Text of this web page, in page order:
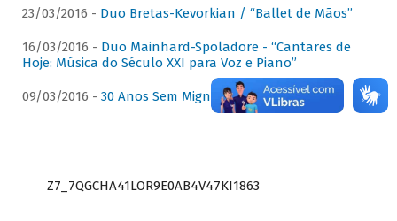
23/03/2016 - Duo Bretas-Kevorkian / “Ballet de Mãos”
16/03/2016 - Duo Mainhard-Spoladore - “Cantares de
Hoje: Música do Século XXI para Voz e Piano”
09/03/2016 - 30 Anos Sem Mignone
Z7_7QGCHA41LOR9E0AB4V47KI1863